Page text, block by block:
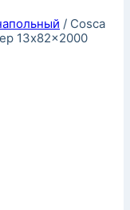
/ Cosca
13x82x2000